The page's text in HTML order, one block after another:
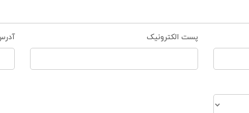
پست الکترونیک